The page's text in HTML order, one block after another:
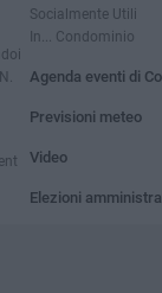
Socialmente Utili
In... Condominio
Agenda eventi di
Previsioni meteo
Video
Elezioni